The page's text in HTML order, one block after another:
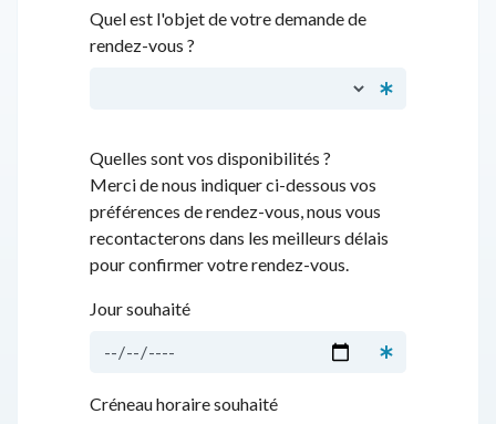
Quel est l'objet de votre demande de
rendez-vous ?
Quelles sont vos disponibilités ?
Merci de nous indiquer ci-dessous vos
préférences de rendez-vous, nous vous
recontacterons dans les meilleurs délais
pour confirmer votre rendez-vous.
Jour souhaité
Créneau horaire souhaité